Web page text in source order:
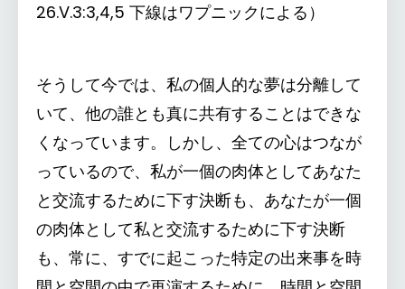
26.V.3:3,4,5 下線はワプニックによる）
そうして今では、私の個人的な夢は分離して
いて、他の誰とも真に共有することはできな
くなっています。しかし、全ての心はつなが
っているので、私が一個の肉体としてあなた
と交流するために下す決断も、あなたが一個
の肉体として私と交流するために下す決断
も、常に、すでに起こった特定の出来事を時